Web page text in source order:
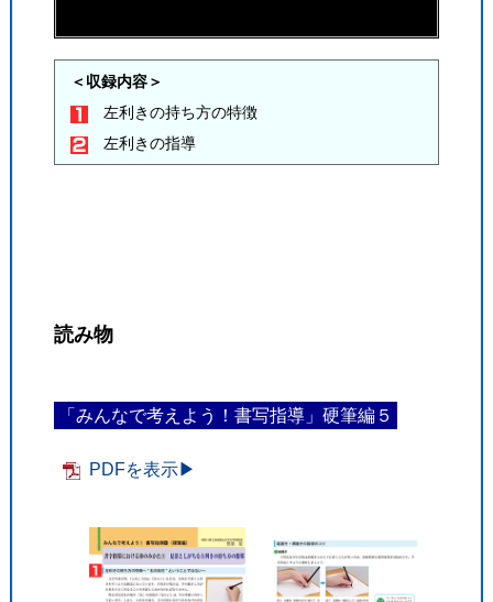
＜収録内容＞
左利きの持ち方の特徴
左利きの指導
読み物
「みんなで考えよう！書写指導」硬筆編５
PDFを表示▶︎